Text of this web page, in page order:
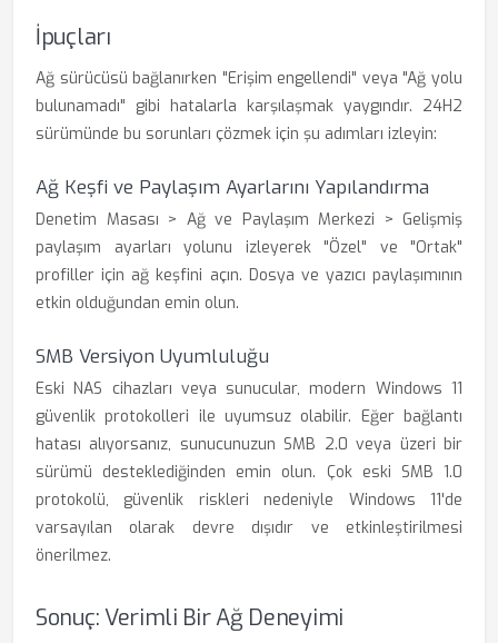
İpuçları
Ağ sürücüsü bağlanırken "Erişim engellendi" veya "Ağ yolu
bulunamadı" gibi hatalarla karşılaşmak yaygındır. 24H2
sürümünde bu sorunları çözmek için şu adımları izleyin:
Ağ Keşfi ve Paylaşım Ayarlarını Yapılandırma
Denetim Masası > Ağ ve Paylaşım Merkezi > Gelişmiş
paylaşım ayarları yolunu izleyerek "Özel" ve "Ortak"
profiller için ağ keşfini açın. Dosya ve yazıcı paylaşımının
etkin olduğundan emin olun.
SMB Versiyon Uyumluluğu
Eski NAS cihazları veya sunucular, modern Windows 11
güvenlik protokolleri ile uyumsuz olabilir. Eğer bağlantı
hatası alıyorsanız, sunucunuzun SMB 2.0 veya üzeri bir
sürümü desteklediğinden emin olun. Çok eski SMB 1.0
protokolü, güvenlik riskleri nedeniyle Windows 11'de
varsayılan olarak devre dışıdır ve etkinleştirilmesi
önerilmez.
Sonuç: Verimli Bir Ağ Deneyimi